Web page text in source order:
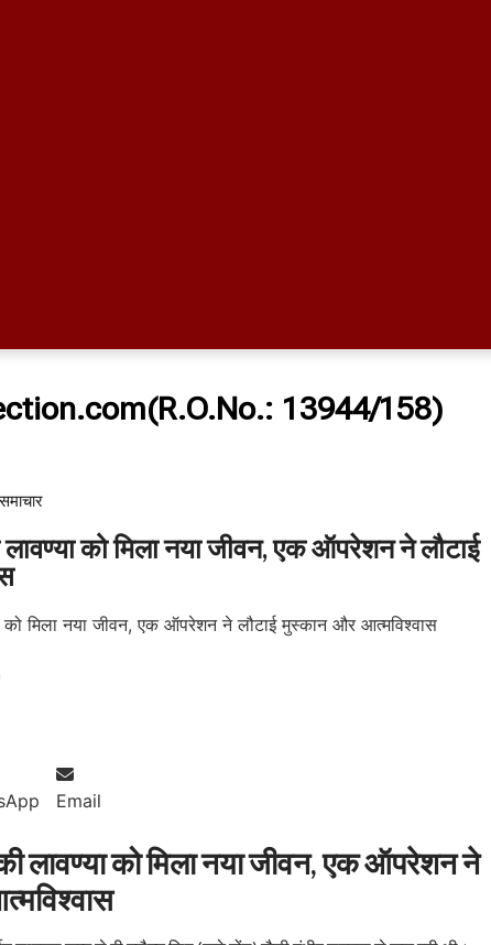
13944/158)
को मिला नया जीवन, एक ऑपरेशन ने लौटाई
Email
लावण्या को मिला नया जीवन, एक ऑपरेशन ने